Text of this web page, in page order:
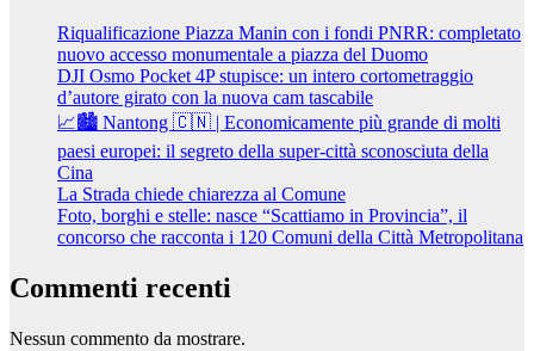
Riqualificazione Piazza Manin con i fondi PNRR: completato
nuovo accesso monumentale a piazza del Duomo
DJI Osmo Pocket 4P stupisce: un intero cortometraggio
d’autore girato con la nuova cam tascabile
📈🏙️ Nantong 🇨🇳 | Economicamente più grande di molti
paesi europei: il segreto della super-città sconosciuta della
Cina
La Strada chiede chiarezza al Comune
Foto, borghi e stelle: nasce “Scattiamo in Provincia”, il
concorso che racconta i 120 Comuni della Città Metropolitana
Commenti recenti
Nessun commento da mostrare.